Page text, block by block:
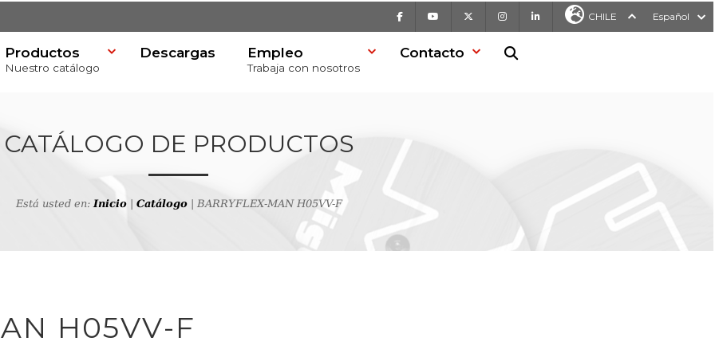
Facebook Youtube InstagramLinkedIn CHILE Español
Productos
Nuestro catálogo
Descargas Empleo
Trabaja con nosotros
Contacto
CATÁLOGO DE PRODUCTOS
Está usted en:Inicio| Catálogo| BARRYFLEX-MAN H05VV-F
H05VV-F